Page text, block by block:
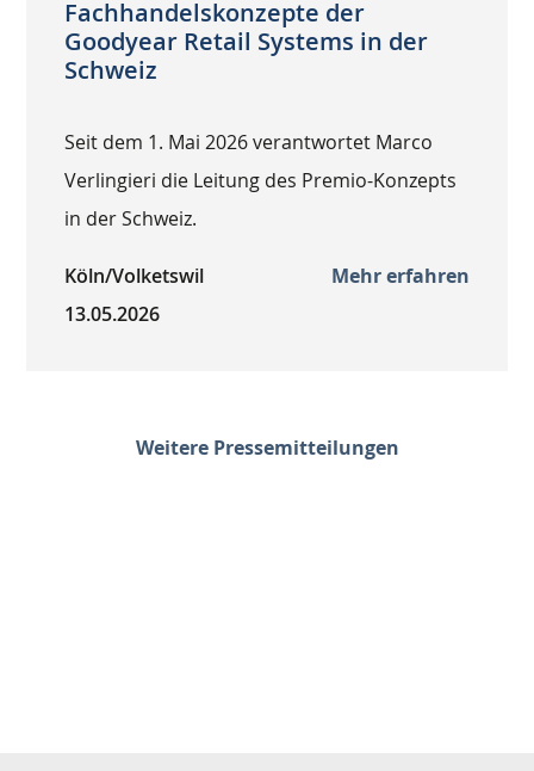
Fachhandelskonzepte der
Goodyear Retail Systems in der
Schweiz
Seit dem 1. Mai 2026 verantwortet Marco
Verlingieri die Leitung des Premio-Konzepts
in der Schweiz.
Köln/Volketswil
13.05.2026
Mehr erfahren
Weitere Pressemitteilungen